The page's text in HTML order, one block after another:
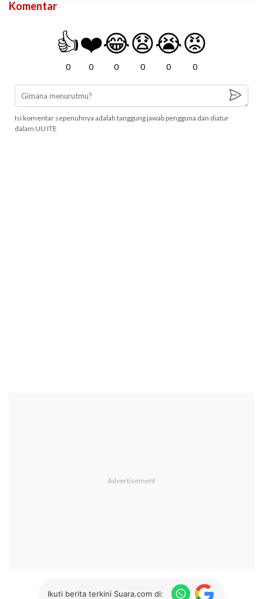
Komentar
👍
0
❤️
0
😂
0
😧
0
😭
0
😡
0
Isi komentar sepenuhnya adalah tanggung jawab pengguna dan diatur
dalam UU ITE
Ikuti berita terkini Suara.com di: